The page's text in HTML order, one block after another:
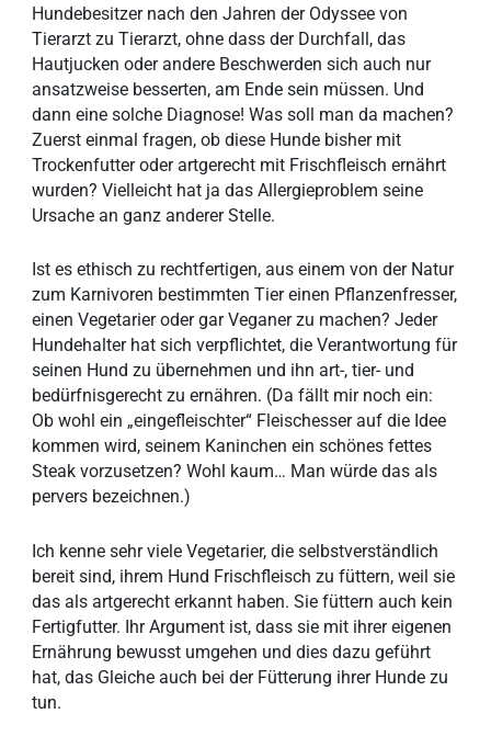
Hundebesitzer nach den Jahren der Odyssee von
Tierarzt zu Tierarzt, ohne dass der Durchfall, das
Hautjucken oder andere Beschwerden sich auch nur
ansatzweise besserten, am Ende sein müssen. Und
dann eine solche Diagnose! Was soll man da machen?
Zuerst einmal fragen, ob diese Hunde bisher mit
Trockenfutter oder artgerecht mit Frischfleisch ernährt
wurden? Vielleicht hat ja das Allergieproblem seine
Ursache an ganz anderer Stelle.
Ist es ethisch zu rechtfertigen, aus einem von der Natur
zum Karnivoren bestimmten Tier einen Pflanzenfresser,
einen Vegetarier oder gar Veganer zu machen? Jeder
Hundehalter hat sich verpflichtet, die Verantwortung für
seinen Hund zu übernehmen und ihn art-, tier- und
bedürfnisgerecht zu ernähren. (Da fällt mir noch ein:
Ob wohl ein „eingefleischter“ Fleischesser auf die Idee
kommen wird, seinem Kaninchen ein schönes fettes
Steak vorzusetzen? Wohl kaum… Man würde das als
pervers bezeichnen.)
Ich kenne sehr viele Vegetarier, die selbstverständlich
bereit sind, ihrem Hund Frischfleisch zu füttern, weil sie
das als artgerecht erkannt haben. Sie füttern auch kein
Fertigfutter. Ihr Argument ist, dass sie mit ihrer eigenen
Ernährung bewusst umgehen und dies dazu geführt
hat, das Gleiche auch bei der Fütterung ihrer Hunde zu
tun.